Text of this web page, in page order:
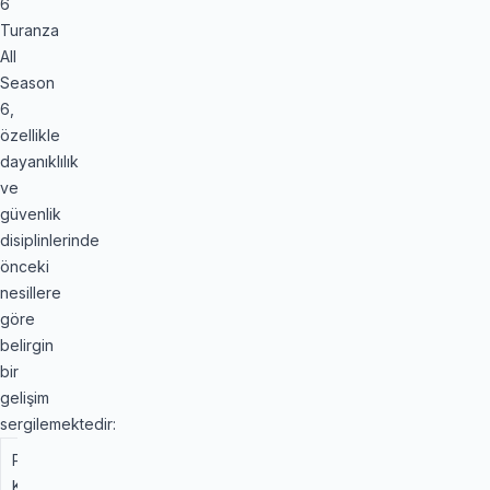
6
Turanza
All
Season
6,
özellikle
dayanıklılık
ve
güvenlik
disiplinlerinde
önceki
nesillere
göre
belirgin
bir
gelişim
sergilemektedir:
Performans
Kriteri